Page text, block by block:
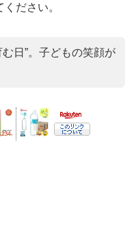
ださい。
む日”。子どもの笑顔が